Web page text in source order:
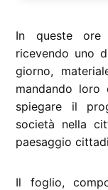
In queste
ricevendo uno
giorno,
mandando loro
spiegare il
società nella
paesaggio
Il foglio,